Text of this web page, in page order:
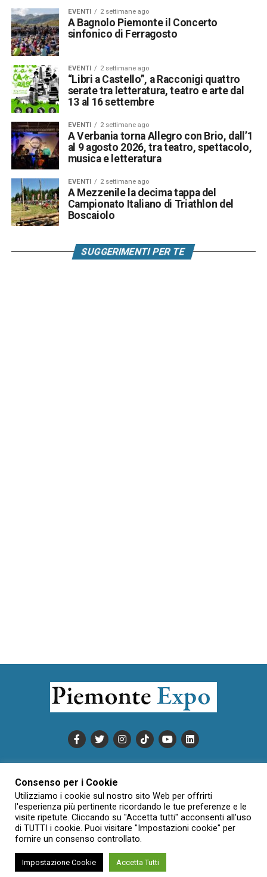
EVENTI 2 settimane ago
A Bagnolo Piemonte il Concerto
sinfonico di Ferragosto
EVENTI 2 settimane ago
“Libri a Castello”, a Racconigi quattro
serate tra letteratura, teatro e arte dal
13 al 16 settembre
EVENTI 2 settimane ago
A Verbania torna Allegro con Brio, dall’1
al 9 agosto 2026, tra teatro, spettacolo,
musica e letteratura
EVENTI 2 settimane ago
A Mezzenile la decima tappa del
Campionato Italiano di Triathlon del
Boscaiolo
SUGGERIMENTI PER TE
INFORMATIVA SULLA PRIVACY
CONDIZIONI DI UTILIZZO
DATI SOCIETARI
NOVAJO
CREDITS
CONTATTTI
Creative Commons Attribuzione - Non commerciale - Non opere
derivate 3.0 Italia (CC BY-NC-ND 3.0 IT)
Consenso per i Cookie
Utilizziamo i cookie sul nostro sito Web per offrirti
l'esperienza più pertinente ricordando le tue preferenze e le
visite ripetute. Cliccando su "Accetta tutti" acconsenti all'uso
di TUTTI i cookie. Puoi visitare "Impostazioni cookie" per
fornire un consenso controllato.
Impostazione Cookie Accetta Tutti